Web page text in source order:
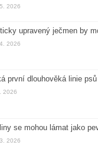
2026
upravený ječmen by
2026
první dlouhověká linie
2026
se mohou lámat jako
2026